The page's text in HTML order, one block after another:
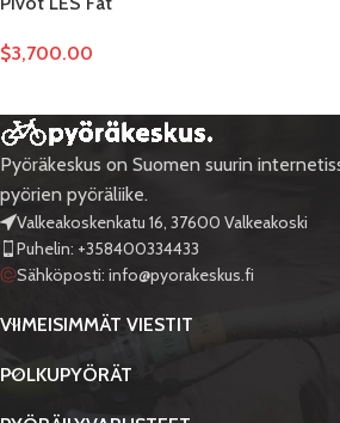
$3,700.00
Pyöräkeskus on Suomen suurin
pyörien pyöräliike.
Valkeakoskenkatu 16, 37600 Valkeakoski
Puhelin: +358400334433
Sähköposti: info@pyorakeskus.fi
VIIMEISIMMÄT VIESTIT
POLKUPYÖRÄT